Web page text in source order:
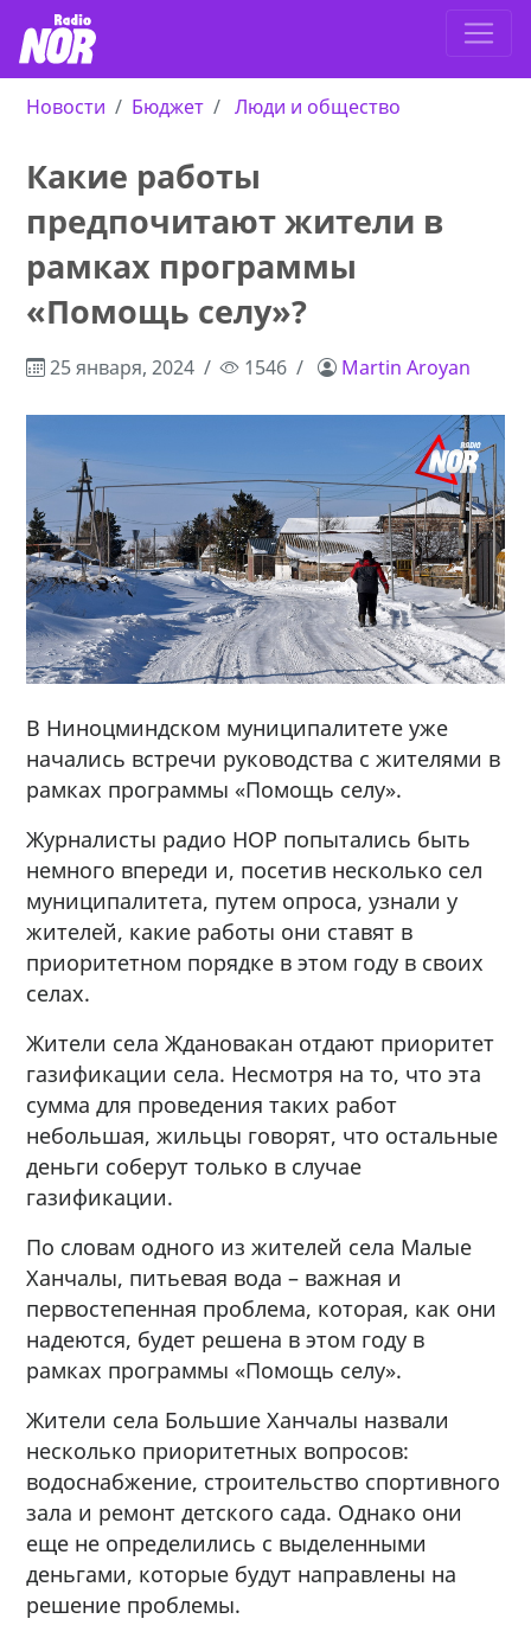
Новости Бюджет Люди и общество
Какие работы
предпочитают жители в
рамках программы
«Помощь селу»?
25 января, 2024 1546 Martin Aroyan
В Ниноцминдском муниципалитете уже
начались встречи руководства с жителями в
рамках программы «Помощь селу».
Журналисты радио НОР попытались быть
немного впереди и, посетив несколько сел
муниципалитета, путем опроса, узнали у
жителей, какие работы они ставят в
приоритетном порядке в этом году в своих
селах.
Жители села Ждановакан отдают приоритет
газификации села. Несмотря на то, что эта
сумма для проведения таких работ
небольшая, жильцы говорят, что остальные
деньги соберут только в случае
газификации.
По словам одного из жителей села Малые
Ханчалы, питьевая вода – важная и
первостепенная проблема, которая, как они
надеются, будет решена в этом году в
рамках программы «Помощь селу».
Жители села Большие Ханчалы назвали
несколько приоритетных вопросов:
водоснабжение, строительство спортивного
зала и ремонт детского сада. Однако они
еще не определились с выделенными
деньгами, которые будут направлены на
решение проблемы.